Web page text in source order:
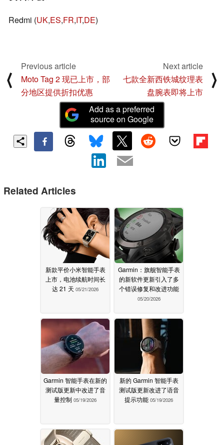
Redmi (UK,ES,FR,IT,DE)
⟨
Previous article
Moto Tag 2 现已上市，部
分地区提供折扣优惠
Next article
七款全新西铁城纹理表
盘腕表即将上市
⟩
Add as a preferred
source on Google
Related Articles
新款平价小米智能手表
上市，电池续航时间长
达 21 天 05/21/2026
Garmin：旗舰智能手表
的新软件更新引入了多
个错误修复和改进功能
05/20/2026
Garmin 智能手表在新的
测试版更新中改进了音
量控制 05/19/2026
新的 Garmin 智能手表
测试版更新改进了语音
提示功能 05/19/2026